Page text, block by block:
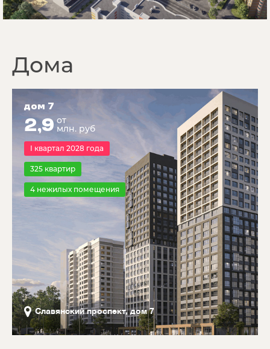
Дома
дом 7
2,9 от
млн. руб
I квартал 2028 года
325 квартир
4 нежилых помещения
Cлавянский проспект, дом 7